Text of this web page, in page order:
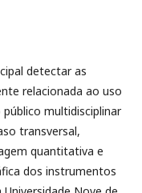
detectar as
relacionada ao uso
multidisciplinar
transversal,
quantitativa e
dos instrumentos